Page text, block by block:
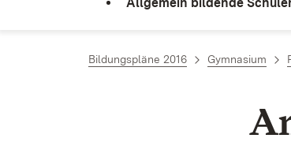
Bildungspläne 2016 Gymnasium